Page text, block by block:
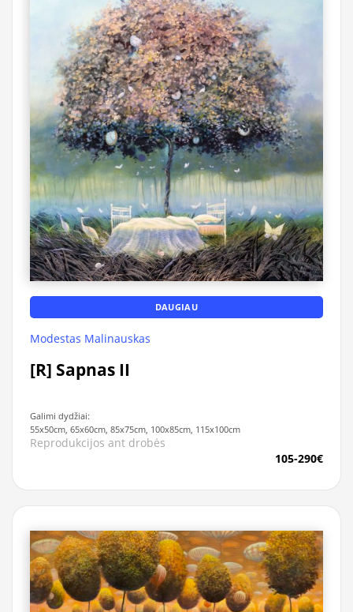
DAUGIAU
Modestas Malinauskas
[R] Sapnas II
Galimi dydžiai:
55x50cm, 65x60cm, 85x75cm, 100x85cm, 115x100cm
Reprodukcijos ant drobės
105-290€